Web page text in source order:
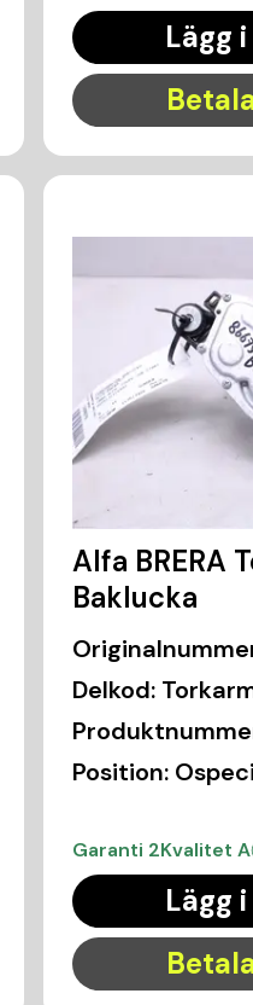
Lägg
Alfa BRERA
Baklucka
Delkod:
Position:
Garanti 2Kvalitet A
Lägg